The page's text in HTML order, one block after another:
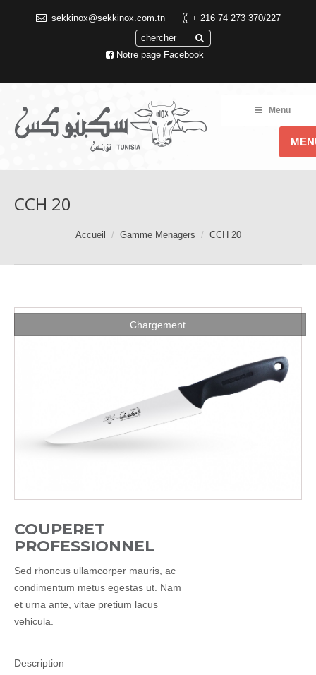
sekkinox@sekkinox.com.tn + 216 74 273 370/227
Notre page Facebook
Menu
CCH 20
Accueil Gamme Menagers CCH 20
Chargement..
COUPERET
PROFESSIONNEL
Sed rhoncus ullamcorper mauris, ac
condimentum metus egestas ut. Nam
et urna ante, vitae pretium lacus
vehicula.
Description